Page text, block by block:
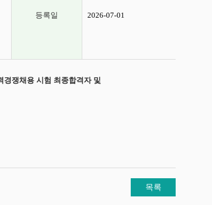
등록일 2026-07-01
경쟁채용 시험 최종합격자 및
목록